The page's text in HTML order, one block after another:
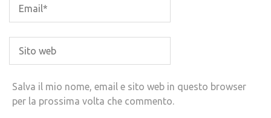
Salva il mio nome, email e sito web in questo browser
per la prossima volta che commento.